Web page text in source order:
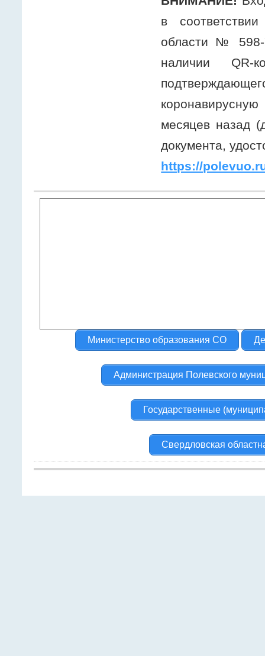
в
области № 598-
наличии QR-
месяцев назад
документа,
https://
Министерство образования СО
Администрация Полевского
Государственные
Свердловская